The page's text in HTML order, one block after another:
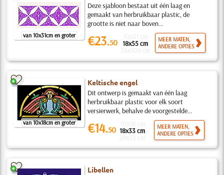
van 10x31cm en groter
Deze sjabloon bestaat uit één laag en
gemaakt van herbruikbaar plastic, de
grootte is niet naar boven...
€23.50 18x55 cm
MEER MATEN,
ANDERE OPTIES
van 10x18cm en groter
Keltische engel
Dit ontwerp is gemaakt van één laag
herbruikbaar plastic voor elk soort
versierwerk, behalve de voorgestelde...
€14.50 18x33 cm
MEER MATEN,
ANDERE OPTIES
Libellen